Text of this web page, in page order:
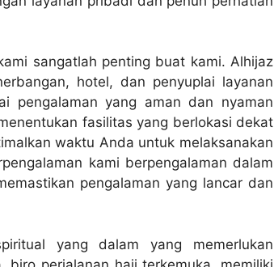
sangatlah penting buat kami. Alhijaz
hotel, dan penyuplai layanan
pengalaman yang aman dan nyaman
fasilitas yang berlokasi dekat
waktu Anda untuk melaksanakan
kami berpengalaman dalam
pengalaman yang lancar dan
yang dalam yang memerlukan